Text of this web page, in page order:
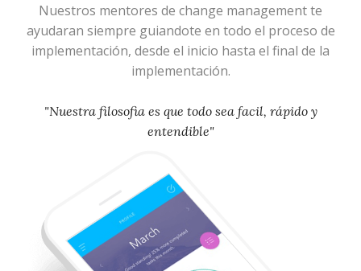
Nuestros mentores de change management te
ayudaran siempre guiandote en todo el proceso de
implementación, desde el inicio hasta el final de la
implementación.
"Nuestra filosofia es que todo sea facil, rápido y
entendible"